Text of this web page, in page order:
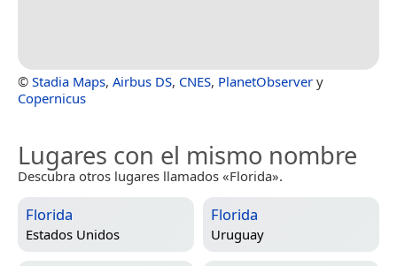
© Stadia Maps, Airbus DS, CNES, PlanetObserver y
Copernicus
Lugares con el mismo nombre
Descubra otros lugares llamados «Florida».
Florida
Estados Unidos
Florida
Uruguay